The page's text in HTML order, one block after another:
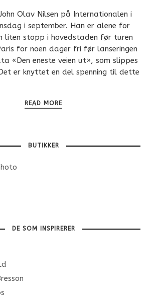
Olav Nilsen på Internationalen i
i september. Han er alene for
liten stopp i hovedstaden før turen
for noen dager fri før lanseringen
«Den eneste veien ut», som slippes
er knyttet en del spenning til dette
READ MORE
BUTIKKER
DE SOM INSPIRERER